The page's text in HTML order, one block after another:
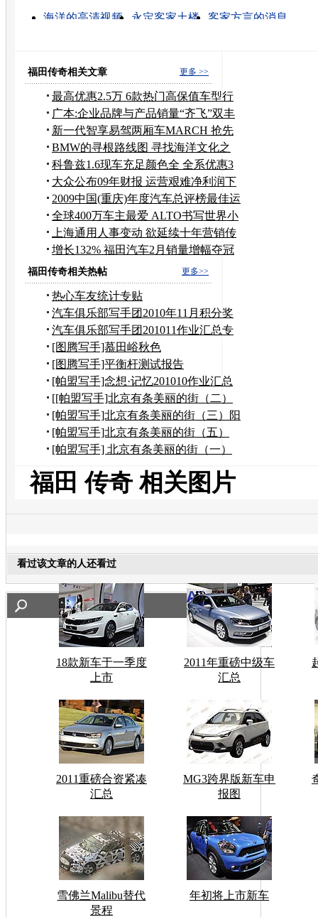
海洋的高清视频
永定客家土楼
客家方言的消息
更多 >>
福田传奇相关文章
最高优惠2.5万 6款热门高保值车型行
情
广本:企业品牌与产品销量“齐飞”双丰
收
新一代智享易驾两厢车MARCH 抢先
预定中
BMW的寻根路线图 寻找海洋文化之
祖
科鲁兹1.6现车充足颜色全 全系优惠3
千元
大众公布09年财报 运营艰难净利润下
降80%
2009中国(重庆)年度汽车总评榜最佳运
动车
全球400万车主最爱 ALTO书写世界小
车传奇
上海通用人事变动 欲延续十年营销传
奇
增长132% 福田汽车2月销量增幅夺冠
更多>>
福田传奇相关热帖
热心车友统计专贴
汽车俱乐部写手团2010年11月积分奖
励申请
汽车俱乐部写手团201011作业汇总专
贴
[图腾写手]慕田峪秋色
[图腾写手]平衡杆测试报告
[帕盟写手]念想·记忆201010作业汇总
[[帕盟写手]北京有条美丽的街（二）
到奶奶家作客
[帕盟写手]北京有条美丽的街（三）阳
台上观望美景
[帕盟写手]北京有条美丽的街（五）
——风水宝地
[帕盟写手] 北京有条美丽的街（一）
福田 传奇 相关图片
看过该文章的人还看过
18款新车于一季度
上市
2011年重磅中级车
汇总
2011重磅合资紧凑
汇总
MG3跨界版新车申
报图
雪佛兰Malibu替代
景程
年初将上市新车